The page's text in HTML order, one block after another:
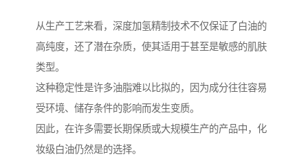
从生产工艺来看，深度加氢精制技术不仅保证了白油的
高纯度，还了潜在杂质，使其适用于甚至是敏感的肌肤
类型。
这种稳定性是许多油脂难以比拟的，因为成分往往容易
受环境、储存条件的影响而发生变质。
因此，在许多需要长期保质或大规模生产的产品中，化
妆级白油仍然是的选择。